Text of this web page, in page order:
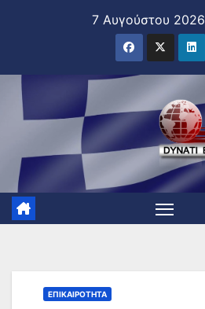
7 Αυγούστου 2026
ΕΠΙΚΑΙΡΌΤΗΤΑ